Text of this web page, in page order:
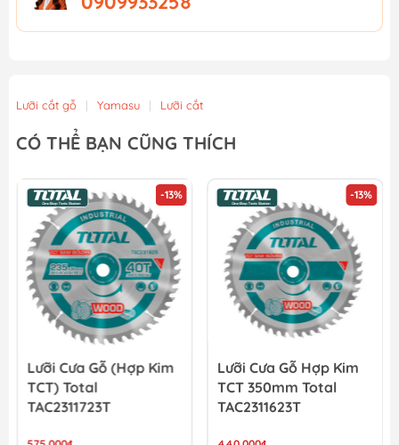
Lưỡi cắt gỗ | Yamasu | Lưỡi cắt
CÓ THỂ BẠN CŨNG THÍCH
-13%
Lưỡi Cưa Gỗ (hợp Kim
TCT) Total
TAC2311723T
-13%
Lưỡi Cưa Gỗ Hợp Kim
TCT 350mm Total
TAC2311623T